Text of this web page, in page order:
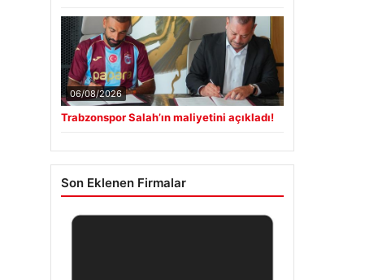
06/08/2026
Trabzonspor Salah’ın maliyetini açıkladı!
Son Eklenen Firmalar